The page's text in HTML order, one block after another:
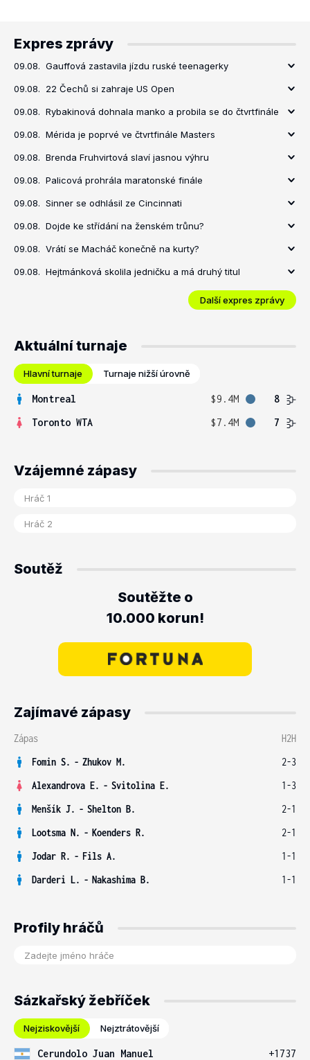
Expres zprávy
09.08. Gauffová zastavila jízdu ruské teenagerky
09.08. 22 Čechů si zahraje US Open
09.08. Rybakinová dohnala manko a probila se do čtvrtfinále
09.08. Mérida je poprvé ve čtvrtfinále Masters
09.08. Brenda Fruhvirtová slaví jasnou výhru
09.08. Palicová prohrála maratonské finále
09.08. Sinner se odhlásil ze Cincinnati
09.08. Dojde ke střídání na ženském trůnu?
09.08. Vrátí se Macháč konečně na kurty?
09.08. Hejtmánková skolila jedničku a má druhý titul
Další expres zprávy
Aktuální turnaje
Hlavní turnaje Turnaje nižší úrovně
Montreal $9.4M
8
Toronto WTA
$7.4M 7
Vzájemné zápasy
Soutěž
Soutěžte o
10.000 korun!
Zajímavé zápasy
Zápas
H2H
Fomin S. - Zhukov M.
2-3
Alexandrova E. - Svitolina E.
1-3
Menšík J. - Shelton B.
2-1
Lootsma N. - Koenders R.
2-1
Jodar R. - Fils A.
1-1
Darderi L. - Nakashima B. 1-1
Profily hráčů
Sázkařský žebříček
Nejziskovější Nejztrátovější
Cerundolo Juan Manuel
+1737